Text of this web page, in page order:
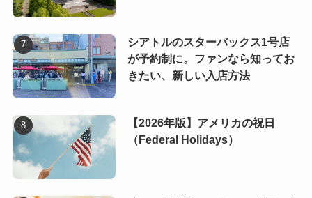
シアトルのスターバックス1号店
が予約制に。ファンなら知ってお
きたい、新しい入店方法
【2026年版】アメリカの祝日
（Federal Holidays）